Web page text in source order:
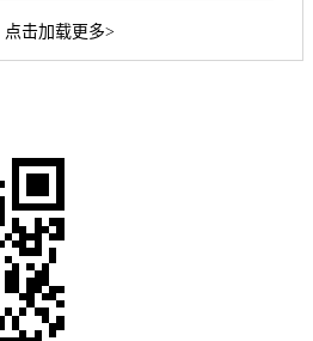
点击加载更多>